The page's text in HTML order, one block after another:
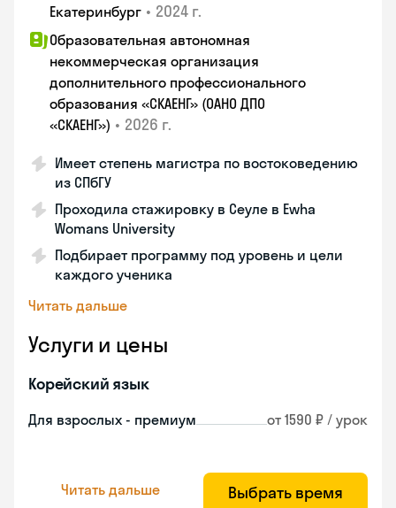
Екатеринбург • 2024 г.
Образовательная автономная
некоммерческая организация
дополнительного профессионального
образования «СКАЕНГ» (ОАНО ДПО
«СКАЕНГ») • 2026 г.
Имеет степень магистра по востоковедению
из СПбГУ
Проходила стажировку в Сеуле в Ewha
Womans University
Подбирает программу под уровень и цели
каждого ученика
Читать дальше
Услуги и цены
Корейский язык
Для взрослых - премиум от 1590 ₽ / урок
Читать дальше Выбрать время